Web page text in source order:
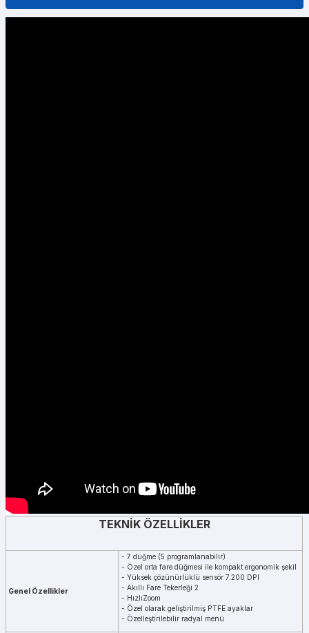
TEKNİK ÖZELLİKLER
Genel Özellikler
- 7 düğme (5 programlanabilir)
- Özel orta fare düğmesi ile kompakt ergonomik şekil
- Yüksek çözünürlüklü sensör 7.200 DPI
- Akıllı Fare Tekerleği 2
- HızlıZoom
- Özel olarak geliştirilmiş PTFE ayaklar
- Özelleştirilebilir radyal menü